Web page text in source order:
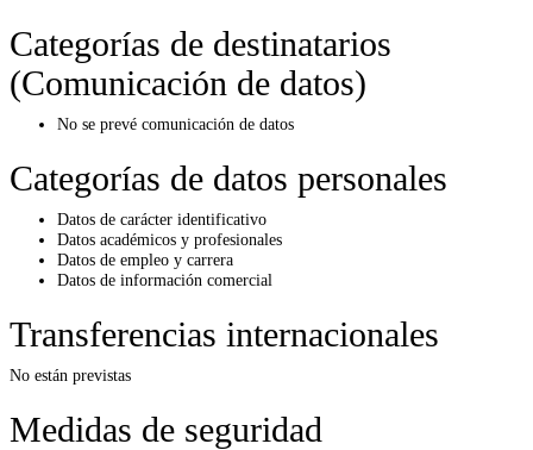
Categorías de destinatarios
(Comunicación de datos)
No se prevé comunicación de datos
Categorías de datos personales
Datos de carácter identificativo
Datos académicos y profesionales
Datos de empleo y carrera
Datos de información comercial
Transferencias internacionales
No están previstas
Medidas de seguridad